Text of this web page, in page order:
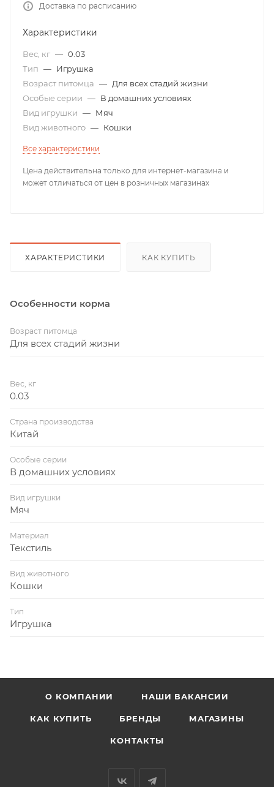
Доставка по расписанию
Характеристики
Вес, кг — 0.03
Тип — Игрушка
Возраст питомца — Для всех стадий жизни
Особые серии — В домашних условиях
Вид игрушки — Мяч
Вид животного — Кошки
Все характеристики
Цена действительна только для интернет-магазина и
может отличаться от цен в розничных магазинах
ХАРАКТЕРИСТИКИ КАК КУПИТЬ
Особенности корма
Возраст питомца
Для всех стадий жизни
Вес, кг
0.03
Страна производства
Китай
Особые серии
В домашних условиях
Вид игрушки
Мяч
Материал
Текстиль
Вид животного
Кошки
Тип
Игрушка
О КОМПАНИИ НАШИ ВАКАНСИИ
КАК КУПИТЬ БРЕНДЫ МАГАЗИНЫ
КОНТАКТЫ